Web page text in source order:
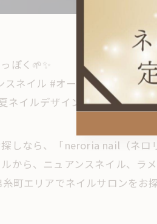
ぽく🌱✨
スネイル #オーロラネイル #
ネイルデザイン #夏ネイルデザ
しなら、「neroria nail（ネ
から、ニュアンスネイル、ラ
町エリアでネイルサロンをお